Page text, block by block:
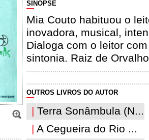
SINOPSE
Mia Couto habituou o
inovadora, musical,
Dialoga com o leitor
sintonia. Raiz de
OUTROS LIVROS DO AUTOR
| Terra Sonâmbula (N...
| A Cegueira do Rio ...